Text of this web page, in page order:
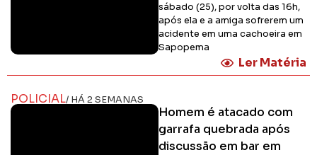
sábado (25), por volta das 16h,
após ela e a amiga sofrerem um
acidente em uma cachoeira em
Sapopema
Ler Matéria
POLICIAL/ HÁ 2 SEMANAS
Homem é atacado com
garrafa quebrada após
discussão em bar em